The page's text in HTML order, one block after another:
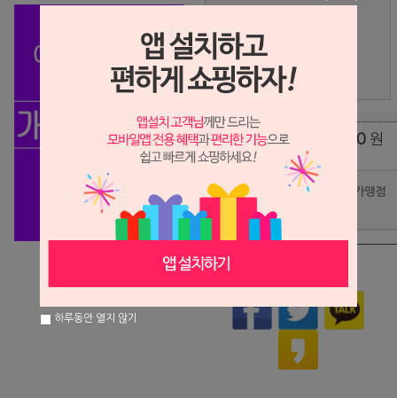
상품가 299,000
배송비 (조건)
총 상품 금액 0 원
포인트사용 가맹점
하루동안 열지 않기